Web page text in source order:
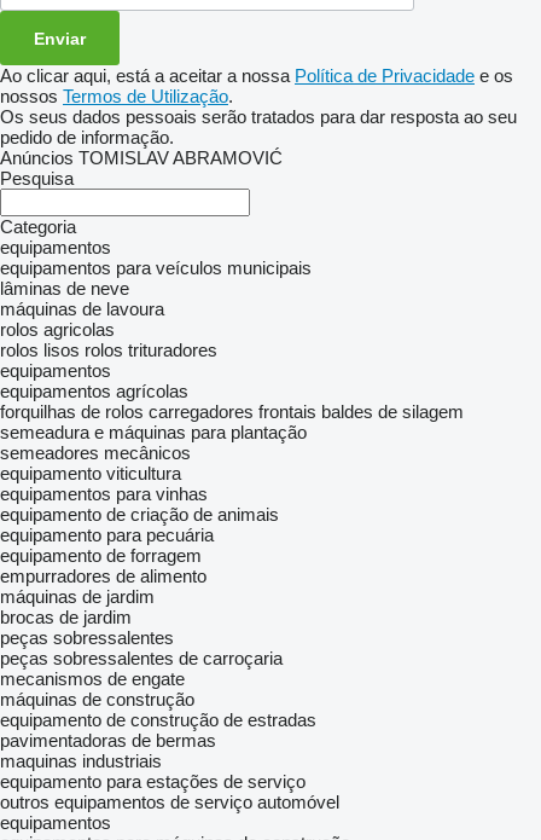
Ao clicar aqui, está a aceitar a nossa Política de Privacidade e os
nossos Termos de Utilização.
Os seus dados pessoais serão tratados para dar resposta ao seu
pedido de informação.
Anúncios TOMISLAV ABRAMOVIĆ
Pesquisa
Categoria
equipamentos
equipamentos para veículos municipais
lâminas de neve
máquinas de lavoura
rolos agricolas
rolos lisos rolos trituradores
equipamentos
equipamentos agrícolas
forquilhas de rolos carregadores frontais baldes de silagem
semeadura e máquinas para plantação
semeadores mecânicos
equipamento viticultura
equipamentos para vinhas
equipamento de criação de animais
equipamento para pecuária
equipamento de forragem
empurradores de alimento
máquinas de jardim
brocas de jardim
peças sobressalentes
peças sobressalentes de carroçaria
mecanismos de engate
máquinas de construção
equipamento de construção de estradas
pavimentadoras de bermas
maquinas industriais
equipamento para estações de serviço
outros equipamentos de serviço automóvel
equipamentos